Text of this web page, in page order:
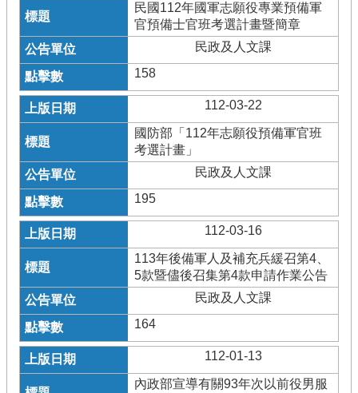
民國112年國軍志願役專業預備軍
官預備士官班考選計畫暨簡章
民政及人文課
158
112-03-22
國防部「112年志願役預備軍官班
考選計畫」
民政及人文課
195
112-03-16
113年後備軍人及補充兵緩召第4、
5款暨儘後召集第4款申請作業公告
民政及人文課
164
112-01-13
內政部宣導有關93年次以前役男服